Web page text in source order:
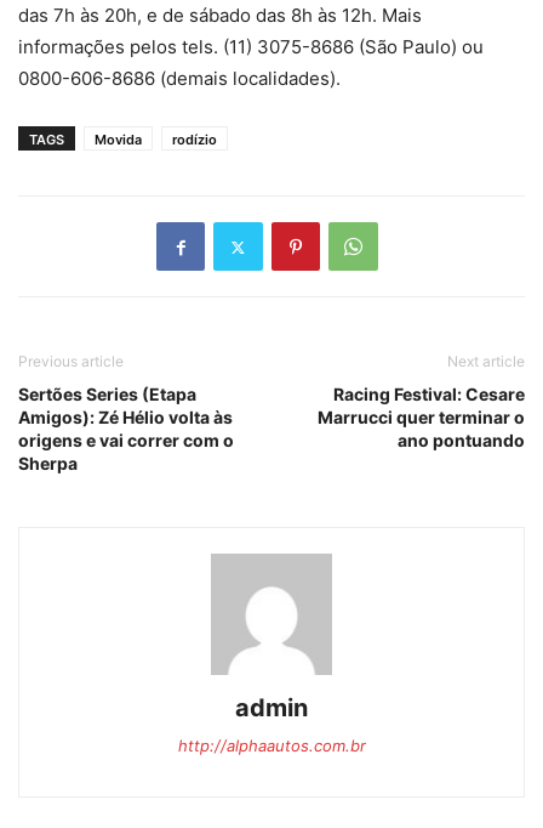
das 7h às 20h, e de sábado das 8h às 12h. Mais
informações pelos tels. (11) 3075-8686 (São Paulo) ou
0800-606-8686 (demais localidades).
TAGS Movida rodízio
Previous article
Sertões Series (Etapa
Amigos): Zé Hélio volta às
origens e vai correr com o
Sherpa
Next article
Racing Festival: Cesare
Marrucci quer terminar o
ano pontuando
admin
http://alphaautos.com.br